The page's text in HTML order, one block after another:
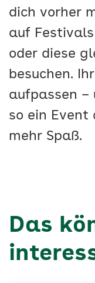
dich vorher
auf
oder diese
besuchen.
aufpassen –
so ein Event
mehr Spaß.
Das